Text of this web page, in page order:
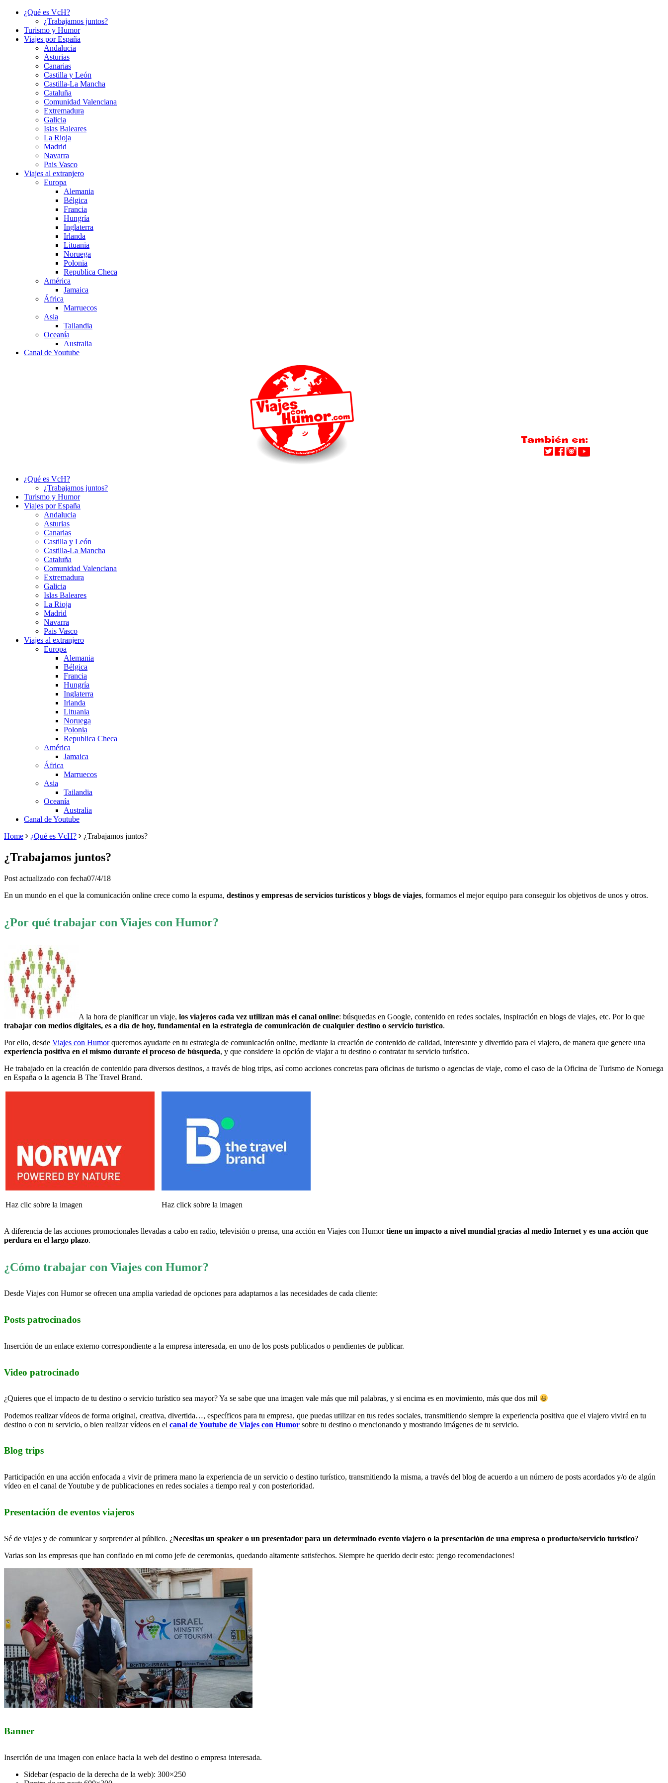
¿Qué es VcH?
¿Trabajamos juntos?
Turismo y Humor
Viajes por España
Andalucia
Asturias
Canarias
Castilla y León
Castilla-La Mancha
Cataluña
Comunidad Valenciana
Extremadura
Galicia
Islas Baleares
La Rioja
Madrid
Navarra
Pais Vasco
Viajes al extranjero
Europa
Alemania
Bélgica
Francia
Hungría
Inglaterra
Irlanda
Lituania
Noruega
Polonia
Republica Checa
América
Jamaica
África
Marruecos
Asia
Tailandia
Oceanía
Australia
Canal de Youtube
¿Qué es VcH?
¿Trabajamos juntos?
Turismo y Humor
Viajes por España
Andalucia
Asturias
Canarias
Castilla y León
Castilla-La Mancha
Cataluña
Comunidad Valenciana
Extremadura
Galicia
Islas Baleares
La Rioja
Madrid
Navarra
Pais Vasco
Viajes al extranjero
Europa
Alemania
Bélgica
Francia
Hungría
Inglaterra
Irlanda
Lituania
Noruega
Polonia
Republica Checa
América
Jamaica
África
Marruecos
Asia
Tailandia
Oceanía
Australia
Canal de Youtube
Home
¿Qué es VcH? ¿Trabajamos juntos?
¿Trabajamos juntos?
Post actualizado con fecha07/4/18
En un mundo en el que la comunicación online crece como la espuma, destinos y empresas de servicios turísticos y blogs de viajes, formamos el mejor equipo para conseguir los objetivos de unos y otros.
¿Por qué trabajar con Viajes con Humor?
A la hora de planificar un viaje, los viajeros cada vez utilizan más el canal online: búsquedas en Google, contenido en redes sociales, inspiración en blogs de viajes, etc. Por lo que
trabajar con medios digitales, es a día de hoy, fundamental en la estrategia de comunicación de cualquier destino o servicio turístico.
Por ello, desde Viajes con Humorqueremos ayudarte en tu estrategia de comunicación online, mediante la creación de contenido de calidad, interesante y divertido para el viajero, de manera que genere una
experiencia positiva en el mismo durante el proceso de búsqueda, y que considere la opción de viajar a tu destino o contratar tu servicio turístico.
He trabajado en la creación de contenido para diversos destinos, a través de blog trips, así como acciones concretas para oficinas de turismo o agencias de viaje, como el caso de la Oficina de Turismo de Noruega
en España o la agencia B The Travel Brand.
Haz clic sobre la imagen Haz click sobre la imagen
A diferencia de las acciones promocionales llevadas a cabo en radio, televisión o prensa, una acción en Viajes con Humortiene un impacto a nivel mundial gracias al medio Internet y es una acción que
perdura en el largo plazo.
¿Cómo trabajar con Viajes con Humor?
Desde Viajes con Humor se ofrecen una amplia variedad de opciones para adaptarnos a las necesidades de cada cliente:
Posts patrocinados
Inserción de un enlace externo correspondiente a la empresa interesada, en uno de los posts publicados o pendientes de publicar.
Video patrocinado
¿Quieres que el impacto de tu destino o servicio turístico sea mayor? Ya se sabe que una imagen vale más que mil palabras, y si encima es en movimiento, más que dos mil
Podemos realizar vídeos de forma original, creativa, divertida…, específicos para tu empresa, que puedas utilizar en tus redes sociales, transmitiendo siempre la experiencia positiva que el viajero vivirá en tu
destino o con tu servicio, o bien realizar vídeos en el canal de Youtube de Viajes con Humor sobre tu destino o mencionando y mostrando imágenes de tu servicio.
Blog trips
Participación en una acción enfocada a vivir de primera mano la experiencia de un servicio o destino turístico, transmitiendo la misma, a través del blog de acuerdo a un número de posts acordados y/o de algún
vídeo en el canal de Youtube y de publicaciones en redes sociales a tiempo real y con posterioridad.
Presentación de eventos viajeros
Sé de viajes y de comunicar y sorprender al público. ¿Necesitas un speaker o un presentador para un determinado evento viajero o la presentación de una empresa o producto/servicio turístico?
Varias son las empresas que han confiado en mi como jefe de ceremonias, quedando altamente satisfechos. Siempre he querido decir esto: ¡tengo recomendaciones!
Banner
Inserción de una imagen con enlace hacia la web del destino o empresa interesada.
Sidebar (espacio de la derecha de la web): 300×250